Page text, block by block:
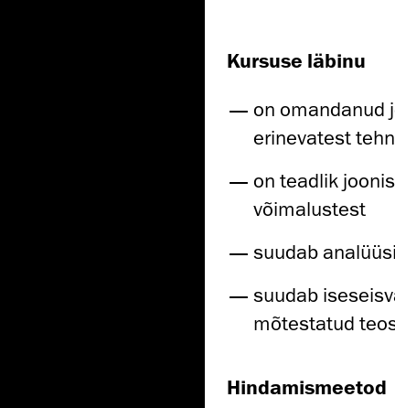
Kursuse läbinu
on omandanud
erinevatest
on teadlik
võimalustest
suudab
suudab
mõtestatud
Hindamismeetod